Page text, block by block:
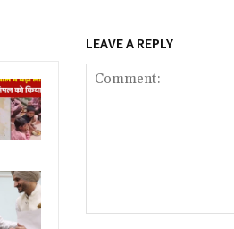
LEAVE A REPLY